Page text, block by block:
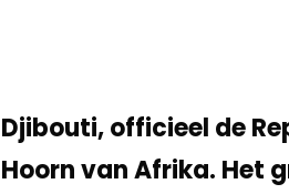
Djibouti, officieel de
Hoorn van Afrika. Het